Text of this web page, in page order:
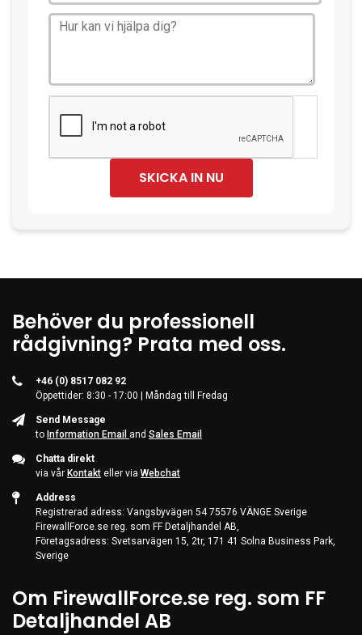
SKICKA IN NU
Behöver du professionell
rådgivning? Prata med oss.
+46 (0) 8517 082 92
Öppettider: 8:30 - 17:00 | Måndag till Fredag
Send Message
to Information Email and Sales Email
Chatta direkt
via vår Kontakt eller via Webchat
Address
Registrerad adress: Vangsbyvägen 54 75576 VÄNGE Sverige
FirewallForce.se reg. som FF Detaljhandel AB,
Företagsadress: Svetsarvägen 15, 2tr, 171 41 Solna Business Park,
Sverige
Om FirewallForce.se reg. som FF
Detaljhandel AB